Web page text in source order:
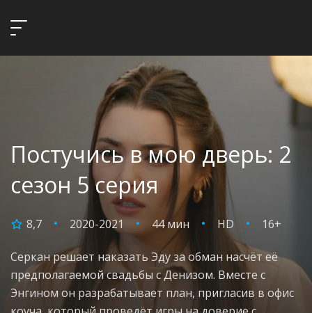
Постучись в мою дверь: 2
сезон 5 серия
8,7 2020-2021 44 мин HD 16+
Серкан решает наказать Эду за обман насчёт её
предполагаемой свадьбы с Денизом. Вместе с
Энгином он разрабатывает план, пригласив в офис